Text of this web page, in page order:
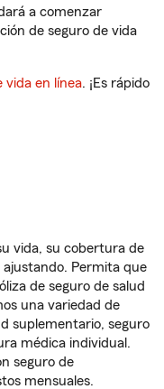
a comenzar
de seguro de vida
vida en línea. ¡Es rápido
vida, su cobertura de
Permita que
de seguro de salud
una variedad de
suplementario, seguro
médica individual.
seguro de
mensuales.